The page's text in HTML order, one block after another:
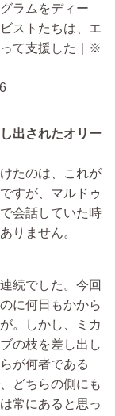
ラムをディー
ストたちは、エ
て支援した｜※
出されたオリー
たのは、これが
すが、マルドゥ
会話していた時
りません。
続でした。今回
に何日もかから
。しかし、ミカ
の枝を差し出し
が何者である
どちらの側にも
常にあると思っ